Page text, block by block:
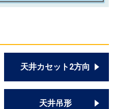
天井カセット2方向
天井吊形